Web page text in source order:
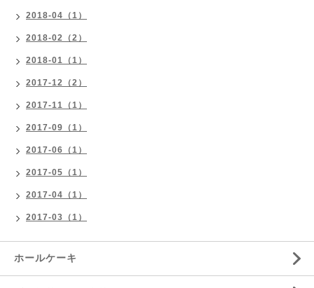
2018-04（1）
2018-02（2）
2018-01（1）
2017-12（2）
2017-11（1）
2017-09（1）
2017-06（1）
2017-05（1）
2017-04（1）
2017-03（1）
ホールケーキ